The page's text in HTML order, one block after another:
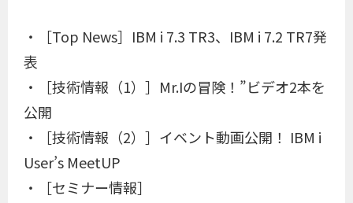
・［Top News］IBM i 7.3 TR3、IBM i 7.2 TR7発
表
・［技術情報（1）］Mr.Iの冒険！”ビデオ2本を
公開
・［技術情報（2）］イベント動画公開！ IBM i
User’s MeetUP
・［セミナー情報］